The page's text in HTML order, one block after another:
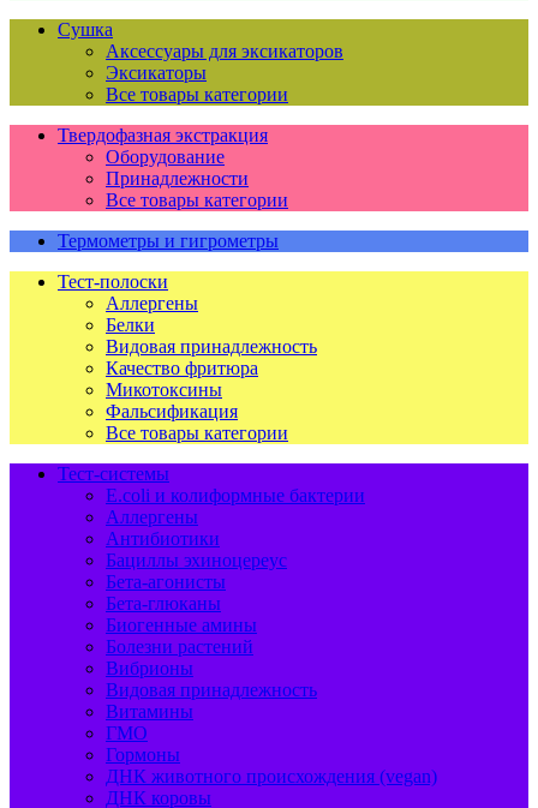
Сушка
Аксессуары для эксикаторов
Эксикаторы
Все товары категории
Твердофазная экстракция
Оборудование
Принадлежности
Все товары категории
Термометры и гигрометры
Тест-полоски
Аллергены
Белки
Видовая принадлежность
Качество фритюра
Микотоксины
Фальсификация
Все товары категории
Тест-системы
E.coli и колиформные бактерии
Аллергены
Антибиотики
Бациллы эхиноцереус
Бета-агонисты
Бета-глюканы
Биогенные амины
Болезни растений
Вибрионы
Видовая принадлежность
Витамины
ГМО
Гормоны
ДНК животного происхождения (vegan)
ДНК коровы